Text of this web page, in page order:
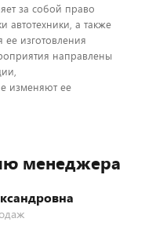
за собой право
автотехники, а также
изготовления
направлены
изменяют ее
менеджера